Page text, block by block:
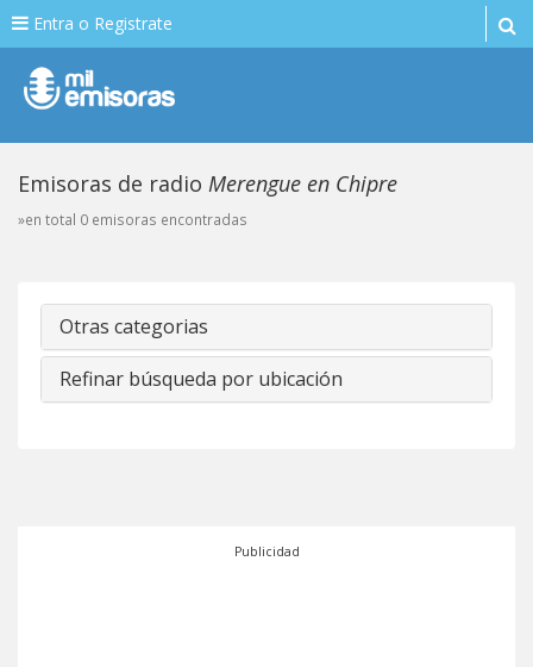
Entra o Registrate
Emisoras de radio Merengue en Chipre
»en total 0 emisoras encontradas
Otras categorias
Refinar búsqueda por ubicación
Publicidad